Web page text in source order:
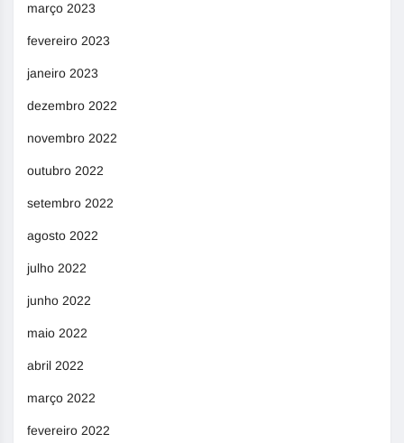
março 2023
fevereiro 2023
janeiro 2023
dezembro 2022
novembro 2022
outubro 2022
setembro 2022
agosto 2022
julho 2022
junho 2022
maio 2022
abril 2022
março 2022
fevereiro 2022